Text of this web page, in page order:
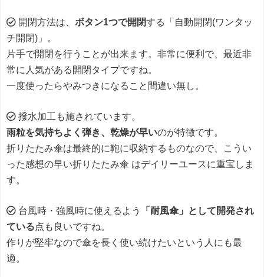
開閉方法は、 ボタン1つで開閉する「自動開閉(ワンタッ
チ開閉)」。
片手で開閉を行うことが出来ます。非常に便利で、最近非
常に人気がある開閉タイプですね。
一度使ったらやみつきになること間違い無し。
撥水加工も施されています。
雨粒を気持ちよく弾き、乾燥が早いのが特徴です。
折りたたみ傘は最終的に鞄に収納するものなので、こうい
った感想の早い折りたたみ傘 はデイリーユースに重宝しま
す。
台風時・強風時に使えるよう
「耐風傘」として開発され
ている点も良いですね。
作りが堅牢なので傘を長く使い続けたいという人にも最
適。